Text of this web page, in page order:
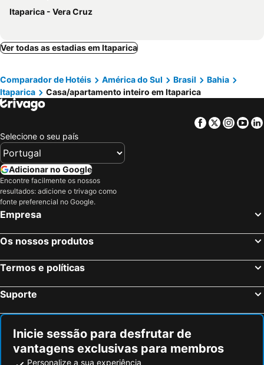
Itaparica - Vera Cruz
Ver todas as estadias em Itaparica
Comparador de Hotéis América do Sul Brasil
Bahia
Itaparica
Casa/apartamento inteiro em Itaparica
Facebook
Twitter
Selecione o seu país
Adicionar no Google
Encontre facilmente os nossos
resultados: adicione o trivago como
fonte preferencial no Google.
Empresa
Os nossos produtos
Termos e políticas
Suporte
Inicie sessão para desfrutar de
vantagens exclusivas para membros
Personalize a sua experiência